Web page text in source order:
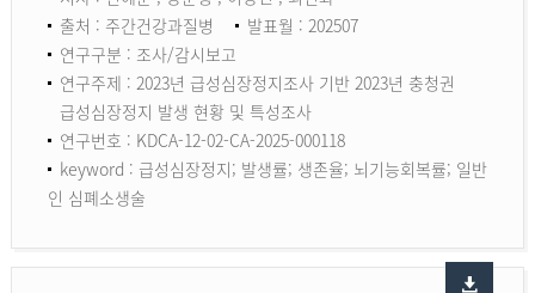
출처 : 주간건강과질병
발표월 : 202507
연구구분 : 조사/감시보고
연구주제 : 2023년 급성심장정지조사 기반 2023년 충청권
급성심장정지 발생 현황 및 특성조사
연구번호 : KDCA-12-02-CA-2025-000118
keyword : 급성심장정지; 발생률; 생존율; 뇌기능회복률; 일반
인 심폐소생술